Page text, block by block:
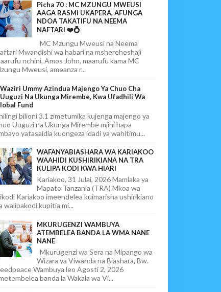
Picha 70 : MC MZUNGU MWEUSI
AAGA RASMI UKAPERA, AFUNGA
NDOA TAKATIFU NA NEEMA
NAFTARI ❤️💍
MC Mzungu Mweusi na Neema
Mwandishi wa habari na mshereheshaji
nchini, Amos John, maarufu kama MC
Mweusi, ameanza r...
Waziri Ummy Azindua Majengo Ya Chuo Cha
Uuguzi Na Ukunga Mirembe, Kwa Ufadhili Wa
Fund
bilioni 3.1 zimetumika kujenga majengo ya
Uuguzi na Ukunga Mirembe mjini hapa
yatasaidia kuongeza idadi ya wahitimu...
WAFANYABIASHARA WA KARIAKOO
WAAHIDI KUSHIRIKIANA NA TRA
KULIPA KODI KWA HIARI
Kariakoo, 31 Julai, 2026 Mamlaka ya
Mapato Tanzania (TRA) Mkoa wa
Kariakoo imeendelea kuimarisha ushirikiano
walipakodi kupitia mi...
MKURUGENZI WAMBUYA
ATEMBELEA BANDA LA WMA NANE
NANE
Mkurugenzi wa Sera na Mipango wa
Wizara ya Viwanda na Biashara, Bw.
Wambuya leo Agosti 2, 2026
banda la Wakala wa Vi...